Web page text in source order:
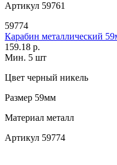
Артикул 59761
59774
Карабин металлический
159.18 р.
Мин. 5 шт
Цвет черный никель
Размер 59мм
Материал металл
Артикул 59774